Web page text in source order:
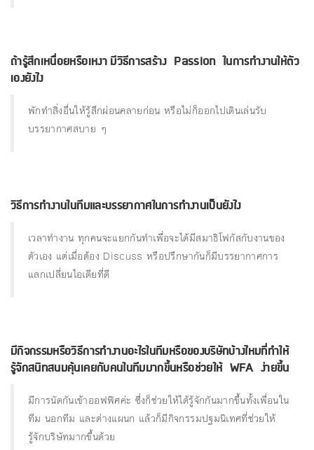
ถ้ารู้สึกเหนื่อยหรือเหงา มีวิธีการสร้าง Passion ในการทํางานให้ตัว
เองยังไง
พักทำสิ่งอื่นให้รู้สึกผ่อนคลายก่อน หรือไม่ก็ออกไปเดินเล่นรับ
บรรยากาศสบาย ๆ
วิธีการทํางานในทีมและบรรยากาศในการทำงานเป็นยังไง
เวลาทำงาน ทุกคนจะแยกกันทำเพื่อจะได้มีสมาธิโฟกัสกับงานของ
ตัวเอง แต่เมื่อต้อง Discuss หรือปรึกษากันก็มีบรรยากาศการ
แลกเปลี่ยนไอเดียที่ดี
มีกิจกรรมหรือวิธีการทํางานอะไรในทีมหรือของบริษัทบ้างไหมที่ทําให้
รู้จักสนิทสนมคุ้นเคยกับคนในทีมมากขึ้นหรือช่วยให้ WFA ง่ายขึ้น
มีการนัดกันเข้าออฟฟิศค่ะ ซึ่งก็ช่วยให้ได้รู้จักกันมากขึ้นทั้งเพื่อนใน
ทีม นอกทีม และต่างแผนก แล้วก็มีกิจกรรมปฐมนิเทศที่ช่วยให้
รู้จักบริษัทมากขึ้นด้วย